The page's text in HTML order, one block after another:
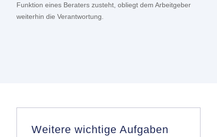
Funktion eines Beraters zusteht, obliegt dem Arbeitgeber
weiterhin die Verantwortung.
Weitere wichtige Aufgaben